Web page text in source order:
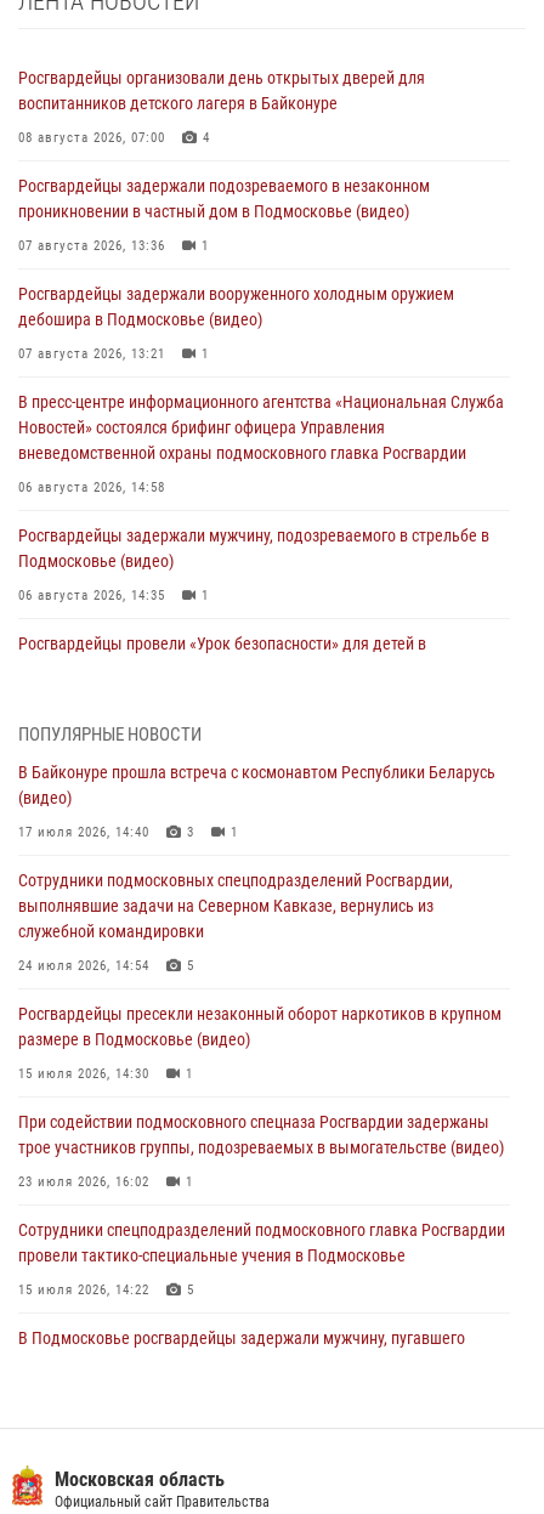
Росгвардейцы организовали день открытых дверей для
воспитанников детского лагеря в Байконуре
08 августа 2026, 07:00 4
Росгвардейцы задержали подозреваемого в незаконном
проникновении в частный дом в Подмосковье (видео)
07 августа 2026, 13:36 1
Росгвардейцы задержали вооруженного холодным оружием
дебошира в Подмосковье (видео)
07 августа 2026, 13:21 1
В пресс-центре информационного агентства «Национальная Служба
Новостей» состоялся брифинг офицера Управления
вневедомственной охраны подмосковного главка Росгвардии
06 августа 2026, 14:58
Росгвардейцы задержали мужчину, подозреваемого в стрельбе в
Подмосковье (видео)
06 августа 2026, 14:35 1
Росгвардейцы провели «Урок безопасности» для детей в
подозреваемые в организации незаконной миграции и
изготовлении поддельных документов (видео)
05 августа 2026, 15:48
Сотрудники спецподразделения подмосковного главка Росгвардии
отработали навыки огневой подготовки на комплексных учениях
04 августа 2026, 12:21
сигналам «Тревога» с охраняемых объектов в Подмосковье
04 августа 2026, 12:15
(видео)
03 августа 2026, 15:32
ПОПУЛЯРНЫЕ НОВОСТИ
В Байконуре прошла встреча с космонавтом Республики Беларусь
(видео)
17 июля 2026, 14:40 3 1
Сотрудники подмосковных спецподразделений Росгвардии,
выполнявшие задачи на Северном Кавказе, вернулись из
служебной командировки
24 июля 2026, 14:54 5
Росгвардейцы пресекли незаконный оборот наркотиков в крупном
размере в Подмосковье (видео)
15 июля 2026, 14:30 1
При содействии подмосковного спецназа Росгвардии задержаны
трое участников группы, подозреваемых в вымогательстве (видео)
23 июля 2026, 16:02 1
Сотрудники спецподразделений подмосковного главка Росгвардии
провели тактико-специальные учения в Подмосковье
15 июля 2026, 14:22 5
В Подмосковье росгвардейцы задержали мужчину, пугавшего
федеральном розыске (видео)
22 июля 2026, 14:15 1
Московская область
Официальный сайт Правительства